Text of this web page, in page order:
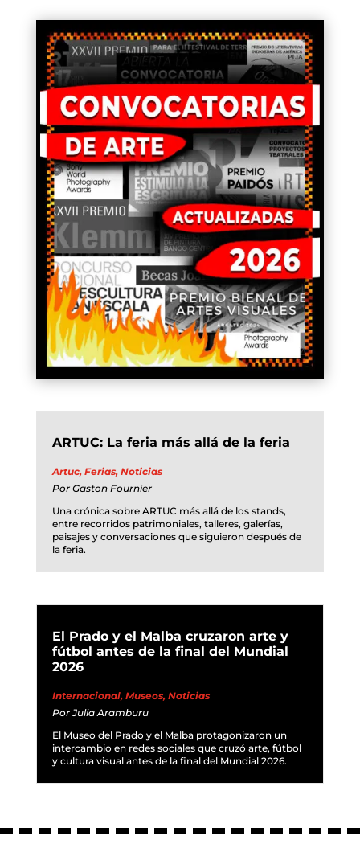
ARTUC: La feria más allá de la feria
Artuc, Ferias, Noticias
Por Gaston Fournier
Una crónica sobre ARTUC más allá de los stands,
entre recorridos patrimoniales, talleres, galerías,
paisajes y conversaciones que siguieron después de
la feria.
El Prado y el Malba cruzaron arte y
fútbol antes de la final del Mundial
2026
Internacional, Museos, Noticias
PorJulia Aramburu
El Museo del Prado y el Malba protagonizaron un
intercambio en redes sociales que cruzó arte, fútbol
y cultura visual antes de la final del Mundial 2026.